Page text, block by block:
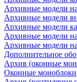
Архивные модели
Архивные модели
Архивные модели
Архивные модели
Архивные модели
Дополнительное
Архив (оконные
Оконные моноблоки